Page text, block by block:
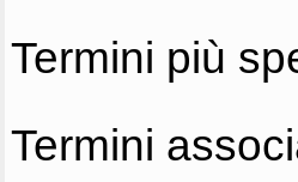
Termini più
Termini